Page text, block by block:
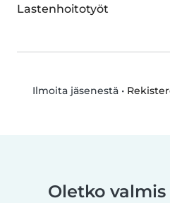
Lastenhoitotyöt
Ilmoita jäsenestä•
Oletko